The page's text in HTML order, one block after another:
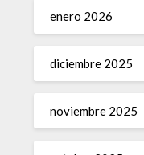
enero 2026
diciembre 2025
noviembre 2025